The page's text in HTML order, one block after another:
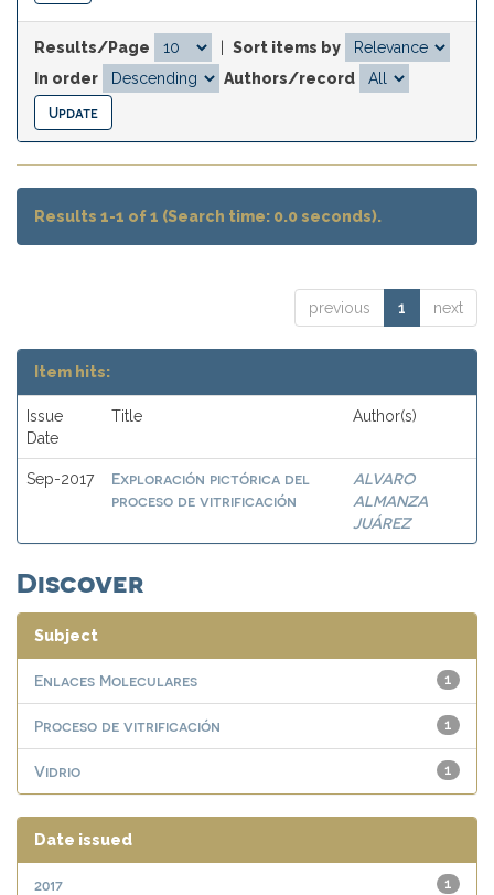
Results/Page
Sort items by
In order
Authors/record
Results 1-1 of 1 (Search time: 0.0 seconds).
previous 1 next
Item hits:
Issue
Date
Title Author(s)
Sep-2017
Exploración pictórica del
proceso de vitrificación
ALVARO
ALMANZA
JUÁREZ
Discover
Subject
1
Enlaces Moleculares
1
Proceso de vitrificación
1
Vidrio
Date issued
1
2017